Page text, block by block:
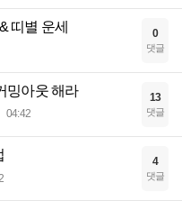
띠별 운세 0
댓글
밍아웃 해라
04:42
13
댓글
4
댓글